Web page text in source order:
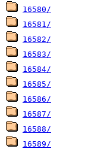
16580/
16581/
16582/
16583/
16584/
16585/
16586/
16587/
16588/
16589/